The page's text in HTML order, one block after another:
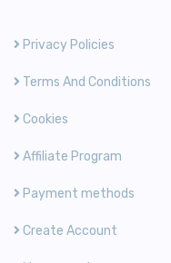
Privacy Policies
Terms And Conditions
Cookies
Affiliate Program
Payment methods
Create Account